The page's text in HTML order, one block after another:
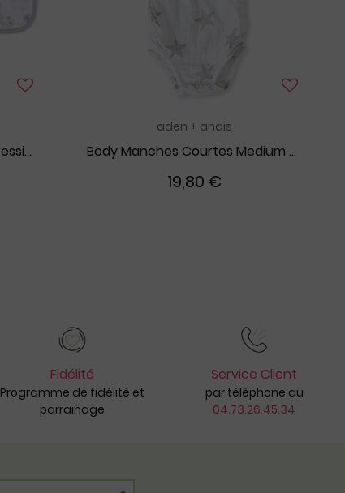
Lot de 3 Bavoirs à Boutons Pression Leader of The Pack
aden + anais
Body Manches Courtes Medium Silver Star
19,80 €
Fidélité
Programme de fidélité et
parrainage
Service Client
par téléphone au
04.73.26.45.34